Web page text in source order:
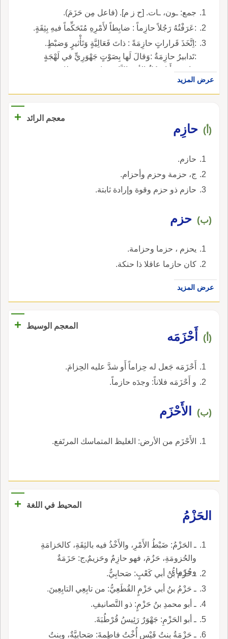
جمع: ـون، ـات. [ح ز م]. (فاعل مِن حَزَمَ).
:عَرَفْتُهُ رَجُلاً حازِماً : ضابِطاً لأَمْرِهِ مُتَحَكِّماً فيهِ بِثِقَةٍ.
:اِتَّخَذَ قَراراتٍ حازِمَةً : ذاتَ فَعَالِيَّةٍ وَتَأْثيرٍ وَضبْطٍ.
:تَدابيرُ حازِمَةٌ :وَقالَ لَها بِصَوْتٍ جَهْوَرِيٍّ في لَهْجَةٍ
حازِمَةٍ: أَنا رَجُلُ الأمْرِ النَّاهِي :(ن. محفوظ).
عرض المزيد
معجم الرائد +
(أ) حازِم
حازم.
ج، حزمة وحزم وأحزام.
حازم ذو حزم وقوة وإرادة ثابتة.
(ب) حزم
يحزم ، حزما وحزامة.
كان حازما عاقلا ذا حنكة.
عرض المزيد
المعجم الوسيط +
(أ) أَحْزَمَه
أَحْزَمَه جَعل له حِزاماً أَو شدَّ عليه الحِزامَ.
و أَحْزَمَه فلاناً: وجدَه حازماً.
(ب) الأَحْزَم
الأَحْزَم من الأرض: الغليظ المتماسك المرتَفع.
المحيط في اللغة
+
الحَزْمُ
ـ الحَزْمُ: ضَبْطُ الأَمْرِ، والأَخْذُ فيه بالثِقَةِ، كالحَزامَةِ
والحُزومَةِ، حَزُمَ، فهو حازِمٌ وحَزيمٌ,ج: حَزَمَةٌ
وحُزَماءُ.
ـ حَزْم بنُ أبي كَعْبٍ: صَحابِيٌّ.
ـ حَزْمُ بنُ أبي حَزْمٍ القُطَعِيُّ: من تابِعِي التابِعِينَ.
ـ أبو محمدِ بنُ حَزْمٍ: ذو التَّصانيفِ.
ـ أبو الحَزْمِ: جَهْوَرٌ رَئِيسُ قُرْطُبَةَ.
ـ حَزْمَةُ بنتُ قَيْسٍ أُخْتُ فاطِمةَ: صَحابِيَّةٌ، وبنتُ